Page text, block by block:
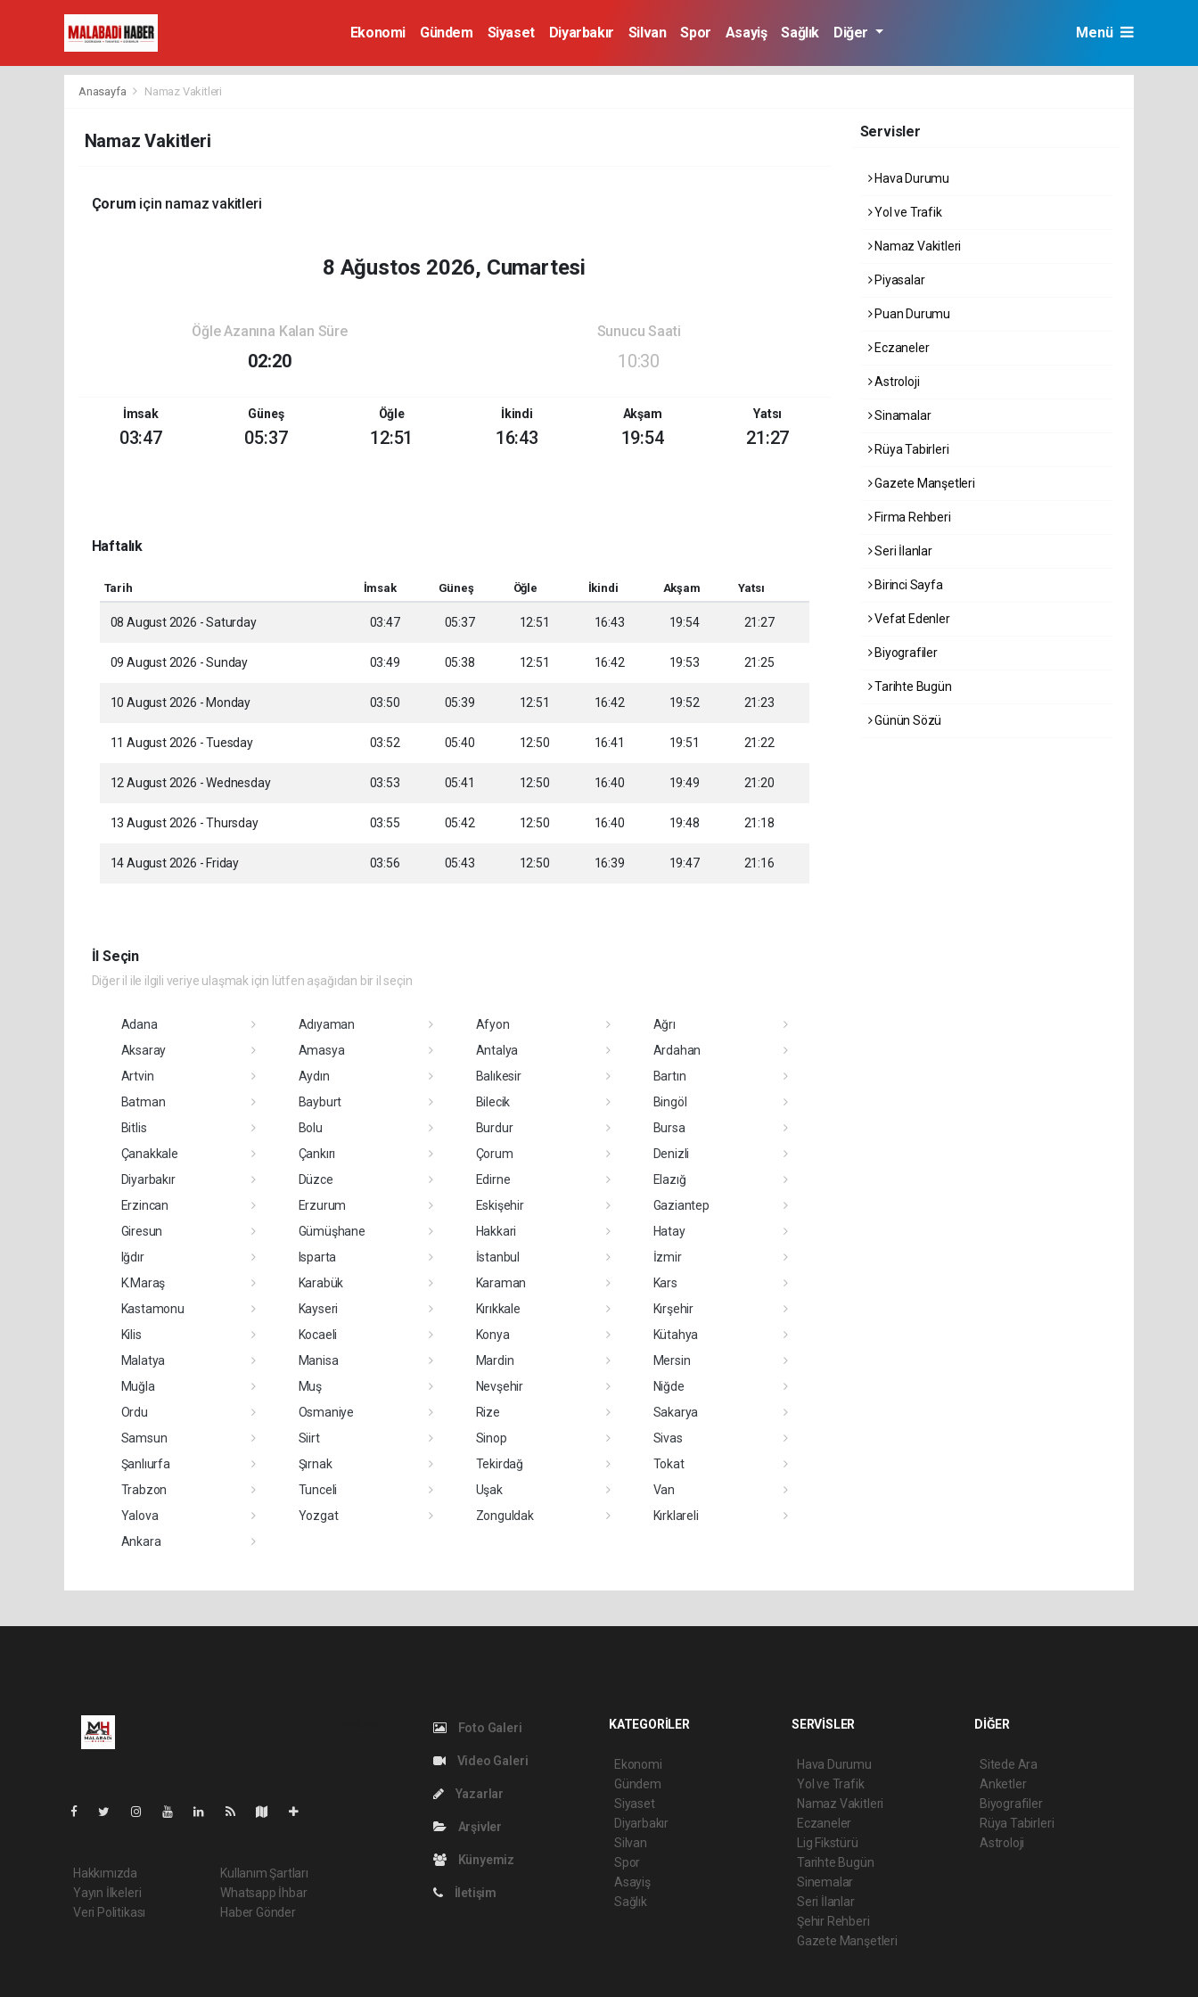
Ekonomi Gündem Siyaset Diyarbakır Silvan Spor Asayiş Sağlık Diğer Menü
Anasayfa Namaz Vakitleri
Namaz Vakitleri
Çorum için namaz vakitleri
8 Ağustos 2026, Cumartesi
Öğle Azanına Kalan Süre
02:20
Sunucu Saati
10:30
İmsak
03:47
Güneş
05:37
Öğle
12:51
İkindi
16:43
Akşam
19:54
Yatsı
21:27
Haftalık
Tarih İmsak Güneş Öğle İkindi Akşam Yatsı
08 August 2026 - Saturday 03:47 05:37 12:51 16:43 19:54 21:27
09 August 2026 - Sunday 03:49 05:38 12:51 16:42 19:53 21:25
10 August 2026 - Monday 03:50 05:39 12:51 16:42 19:52 21:23
11 August 2026 - Tuesday 03:52 05:40 12:50 16:41 19:51 21:22
12 August 2026 - Wednesday 03:53 05:41 12:50 16:40 19:49 21:20
13 August 2026 - Thursday 03:55 05:42 12:50 16:40 19:48 21:18
14 August 2026 - Friday 03:56 05:43 12:50 16:39 19:47 21:16
İl Seçin
Diğer il ile ilgili veriye ulaşmak için lütfen aşağıdan bir il seçin
Adana Adıyaman Afyon
Ağrı
Aksaray
Amasya Antalya
Ardahan
Artvin
Aydın Balıkesir
Bartın
Batman
Bayburt Bilecik
Bingöl
Bitlis
Bolu Burdur
Bursa
Çanakkale
Çankırı Çorum
Denizli
Diyarbakır
Düzce Edirne
Elazığ
Erzincan
Erzurum Eskişehir
Gaziantep
Giresun
Gümüşhane Hakkari
Hatay
Iğdır
Isparta İstanbul
İzmir
K.Maraş
Karabük Karaman
Kars
Kastamonu
Kayseri Kırıkkale
Kırşehir
Kilis
Kocaeli Konya
Kütahya
Malatya
Manisa Mardin
Mersin
Muğla
Muş Nevşehir
Niğde
Ordu
Osmaniye Rize
Sakarya
Samsun
Siirt Sinop
Sivas
Şanlıurfa
Şırnak Tekirdağ
Tokat
Trabzon
Tunceli Uşak
Van
Yalova
Yozgat Zonguldak
Kırklareli
Ankara
Servisler
Hava Durumu
Yol ve Trafik
Namaz Vakitleri
Piyasalar
Puan Durumu
Eczaneler
Astroloji
Sinamalar
Rüya Tabirleri
Gazete Manşetleri
Firma Rehberi
Seri İlanlar
Birinci Sayfa
Vefat Edenler
Biyografiler
Tarihte Bugün
Günün Sözü
Hakkımızda
Yayın İlkeleri
Veri Politikası
Kullanım Şartları
Whatsapp İhbar
Haber Gönder
Foto Galeri
Video Galeri
Yazarlar
Arşivler
Künyemiz
İletişim
KATEGORİLER
Ekonomi
Gündem
Siyaset
Diyarbakır
Silvan
Spor
Asayiş
Sağlık
SERVİSLER
Hava Durumu
Yol ve Trafik
Namaz Vakitleri
Eczaneler
Lig Fikstürü
Tarihte Bugün
Sinemalar
Seri İlanlar
Şehir Rehberi
Gazete Manşetleri
DİĞER
Sitede Ara
Anketler
Biyografiler
Rüya Tabirleri
Astroloji